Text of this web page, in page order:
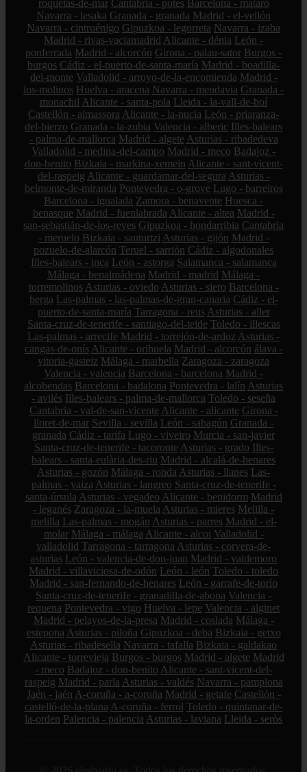
roquetas-de-mar Cantabria - potes Barcelona - mataró
Navarra - lesaka Granada - granada Madrid - el-vellón
Navarra - cintruénigo Gipuzkoa - legorreta Navarra - izaba
Madrid - rivas-vaciamadrid Alicante - dénia León -
ponferrada Madrid - alcorcón Girona - palau-sator Burgos -
burgos Cádiz - el-puerto-de-santa-maría Madrid - boadilla-
del-monte Valladolid - arroyo-de-la-encomienda Madrid -
los-molinos Huelva - aracena Navarra - mendavia Granada -
monachil Alicante - santa-pola Lleida - la-vall-de-boí
Castellón - almassora Alicante - la-nucia León - priaranza-
del-bierzo Granada - la-zubia Valencia - alberic Illes-balears
- palma-de-mallorca Madrid - algete Asturias - ribadedeva
Valladolid - medina-del-campo Madrid - meco Badajoz -
don-benito Bizkaia - markina-xemein Alicante - sant-vicent-
del-raspeig Alicante - guardamar-del-segura Asturias -
belmonte-de-miranda Pontevedra - o-grove Lugo - barreiros
Barcelona - igualada Zamora - benavente Huesca -
benasque Madrid - fuenlabrada Alicante - altea Madrid -
san-sebastián-de-los-reyes Gipuzkoa - hondarribia Cantabria
- meruelo Bizkaia - santurtzi Asturias - gijón Madrid -
pozuelo-de-alarcón Teruel - sarrión Cádiz - algodonales
Illes-balears - inca León - astorga Salamanca - salamanca
Málaga - benalmádena Madrid - madrid Málaga -
torremolinos Asturias - oviedo Asturias - siero Barcelona -
berga Las-palmas - las-palmas-de-gran-canaria Cádiz - el-
puerto-de-santa-maría Tarragona - reus Asturias - aller
Santa-cruz-de-tenerife - santiago-del-teide Toledo - illescas
Las-palmas - arrecife Madrid - torrejón-de-ardoz Asturias -
cangas-de-onís Alicante - orihuela Madrid - alcorcón álava -
vitoria-gasteiz Málaga - marbella Zaragoza - zaragoza
Valencia - valencia Barcelona - barcelona Madrid -
alcobendas Barcelona - badalona Pontevedra - lalín Asturias
- avilés Illes-balears - palma-de-mallorca Toledo - seseña
Cantabria - val-de-san-vicente Alicante - alicante Girona -
lloret-de-mar Sevilla - sevilla León - sahagún Granada -
granada Cádiz - tarifa Lugo - viveiro Murcia - san-javier
Santa-cruz-de-tenerife - tacoronte Asturias - grado Illes-
balears - santa-eulària-des-riu Madrid - alcalá-de-henares
Asturias - gozón Málaga - ronda Asturias - llanes Las-
palmas - yaiza Asturias - langreo Santa-cruz-de-tenerife -
santa-úrsula Asturias - vegadeo Alicante - benidorm Madrid
- leganés Zaragoza - la-muela Asturias - mieres Melilla -
melilla Las-palmas - mogán Asturias - parres Madrid - el-
molar Málaga - málaga Alicante - alcoi Valladolid -
valladolid Tarragona - tarragona Asturias - corvera-de-
asturias León - valencia-de-don-juan Madrid - valdemoro
Madrid - villaviciosa-de-odón León - león Toledo - toledo
Madrid - san-fernando-de-henares León - garrafe-de-torío
Santa-cruz-de-tenerife - granadilla-de-abona Valencia -
requena Pontevedra - vigo Huelva - lepe Valencia - alginet
Madrid - pelayos-de-la-presa Madrid - coslada Málaga -
estepona Asturias - piloña Gipuzkoa - deba Bizkaia - getxo
Asturias - ribadesella Navarra - tafalla Bizkaia - galdakao
Alicante - torrevieja Burgos - burgos Madrid - algete Madrid
- meco Badajoz - don-benito Alicante - sant-vicent-del-
raspeig Madrid - parla Asturias - valdés Navarra - pamplona
Jaén - jaén A-coruña - a-coruña Madrid - getafe Castellón -
castelló-de-la-plana A-coruña - ferrol Toledo - quintanar-de-
la-orden Palencia - palencia Asturias - laviana Lleida - seròs